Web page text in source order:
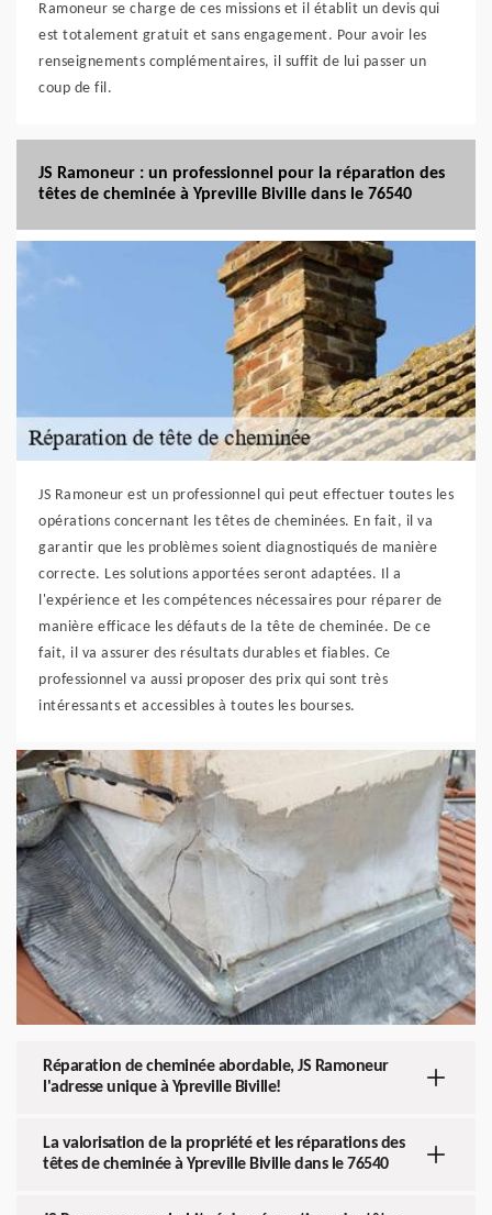
Ramoneur se charge de ces missions et il établit un devis qui
est totalement gratuit et sans engagement. Pour avoir les
renseignements complémentaires, il suffit de lui passer un
coup de fil.
JS Ramoneur : un professionnel pour la réparation des
têtes de cheminée à Ypreville Biville dans le 76540
JS Ramoneur est un professionnel qui peut effectuer toutes les
opérations concernant les têtes de cheminées. En fait, il va
garantir que les problèmes soient diagnostiqués de manière
correcte. Les solutions apportées seront adaptées. Il a
l'expérience et les compétences nécessaires pour réparer de
manière efficace les défauts de la tête de cheminée. De ce
fait, il va assurer des résultats durables et fiables. Ce
professionnel va aussi proposer des prix qui sont très
intéressants et accessibles à toutes les bourses.
Réparation de cheminée abordable, JS Ramoneur
l'adresse unique à Ypreville Biville!
La valorisation de la propriété et les réparations des
têtes de cheminée à Ypreville Biville dans le 76540